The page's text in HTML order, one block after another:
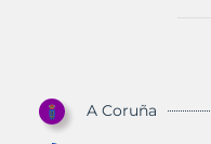
A Coruña